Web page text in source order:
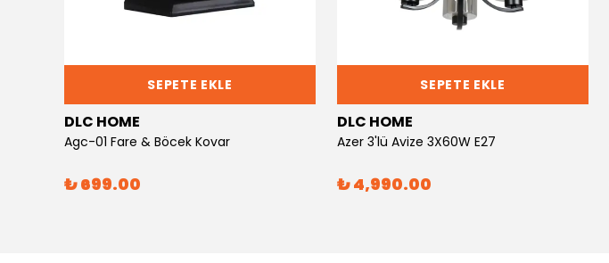
SEPETE EKLE
DLC HOME
Agc-01 Fare & Böcek Kovar
₺ 699.00
SEPETE EKLE
DLC HOME
Azer 3'lü Avize 3X60W E27
₺ 4,990.00